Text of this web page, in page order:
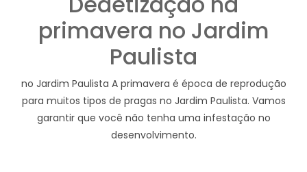
primavera no Jardim
Paulista
no Jardim Paulista A primavera é época de reprodução
para muitos tipos de pragas no Jardim Paulista. Vamos
garantir que você não tenha uma infestação no
desenvolvimento.